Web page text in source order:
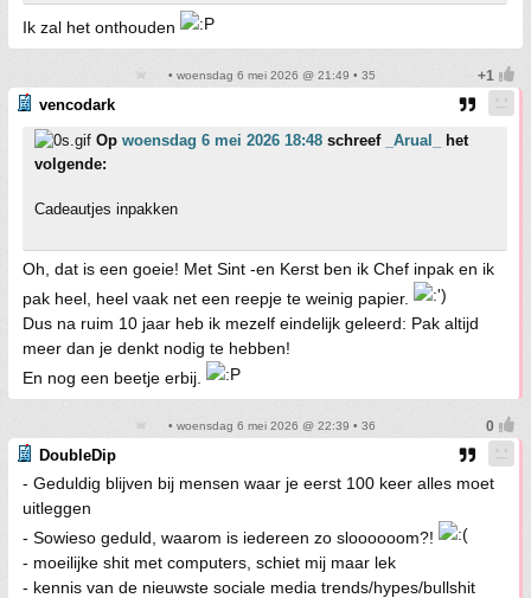
Ik zal het onthouden
• woensdag 6 mei 2026 @ 21:49 • 35
vencodark
Op woensdag 6 mei 2026 18:48 schreef _Arual_
het
volgende:
Cadeautjes inpakken
Oh, dat is een goeie! Met Sint -en Kerst ben ik Chef inpak en ik
pak heel, heel vaak net een reepje te weinig papier.
Dus na ruim 10 jaar heb ik mezelf eindelijk geleerd: Pak altijd
meer dan je denkt nodig te hebben!
En nog een beetje erbij.
• woensdag 6 mei 2026 @ 22:39 • 36
DoubleDip
- Geduldig blijven bij mensen waar je eerst 100 keer alles moet
uitleggen
- Sowieso geduld, waarom is iedereen zo sloooooom?!
- moeilijke shit met computers, schiet mij maar lek
- kennis van de nieuwste sociale media trends/hypes/bullshit